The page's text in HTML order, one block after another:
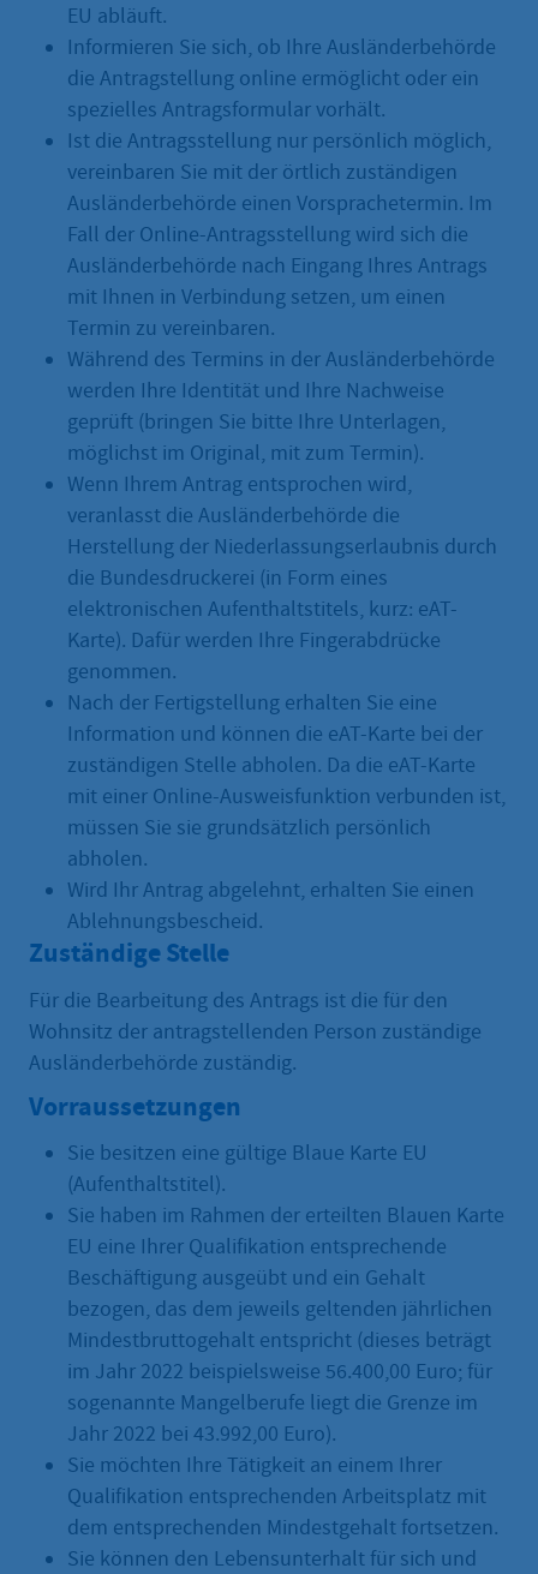
EU abläuft.
Informieren Sie sich, ob Ihre Ausländerbehörde
die Antragstellung online ermöglicht oder ein
spezielles Antragsformular vorhält.
Ist die Antragsstellung nur persönlich möglich,
vereinbaren Sie mit der örtlich zuständigen
Ausländerbehörde einen Vorsprachetermin. Im
Fall der Online-Antragsstellung wird sich die
Ausländerbehörde nach Eingang Ihres Antrags
mit Ihnen in Verbindung setzen, um einen
Termin zu vereinbaren.
Während des Termins in der Ausländerbehörde
werden Ihre Identität und Ihre Nachweise
geprüft (bringen Sie bitte Ihre Unterlagen,
möglichst im Original, mit zum Termin).
Wenn Ihrem Antrag entsprochen wird,
veranlasst die Ausländerbehörde die
Herstellung der Niederlassungserlaubnis durch
die Bundesdruckerei (in Form eines
elektronischen Aufenthaltstitels, kurz: eAT-
Karte). Dafür werden Ihre Fingerabdrücke
genommen.
Nach der Fertigstellung erhalten Sie eine
Information und können die eAT-Karte bei der
zuständigen Stelle abholen. Da die eAT-Karte
mit einer Online-Ausweisfunktion verbunden ist,
müssen Sie sie grundsätzlich persönlich
abholen.
Wird Ihr Antrag abgelehnt, erhalten Sie einen
Ablehnungsbescheid.
Zuständige Stelle
Für die Bearbeitung des Antrags ist die für den
Wohnsitz der antragstellenden Person zuständige
Ausländerbehörde zuständig.
Vorraussetzungen
Sie besitzen eine gültige Blaue Karte EU
(Aufenthaltstitel).
Sie haben im Rahmen der erteilten Blauen Karte
EU eine Ihrer Qualifikation entsprechende
Beschäftigung ausgeübt und ein Gehalt
bezogen, das dem jeweils geltenden jährlichen
Mindestbruttogehalt entspricht (dieses beträgt
im Jahr 2022 beispielsweise 56.400,00 Euro; für
sogenannte Mangelberufe liegt die Grenze im
Jahr 2022 bei 43.992,00 Euro).
Sie möchten Ihre Tätigkeit an einem Ihrer
Qualifikation entsprechenden Arbeitsplatz mit
dem entsprechenden Mindestgehalt fortsetzen.
Sie können den Lebensunterhalt für sich und